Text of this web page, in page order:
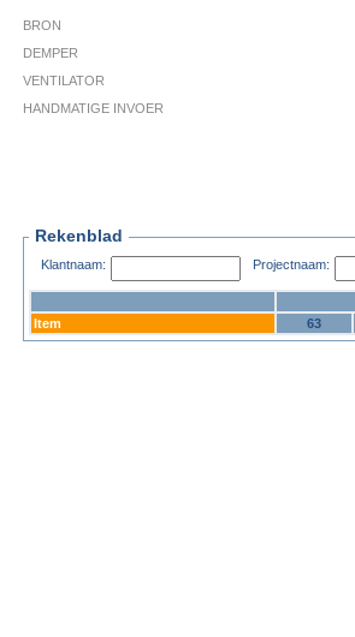
BRON
DEMPER
VENTILATOR
HANDMATIGE INVOER
Rekenblad
Klantnaam: Projectnaam:
Item 63